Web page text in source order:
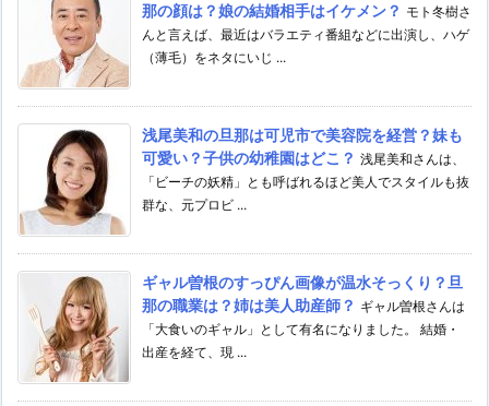
那の顔は？娘の結婚相手はイケメン？ モト冬樹さ
んと言えば、最近はバラエティ番組などに出演し、ハゲ
（薄毛）をネタにいじ ...
浅尾美和の旦那は可児市で美容院を経営？妹も
可愛い？子供の幼稚園はどこ？ 浅尾美和さんは、
「ビーチの妖精」とも呼ばれるほど美人でスタイルも抜
群な、元プロビ ...
ギャル曽根のすっぴん画像が温水そっくり？旦
那の職業は？姉は美人助産師？ ギャル曽根さんは
「大食いのギャル」として有名になりました。 結婚・
出産を経て、現 ...